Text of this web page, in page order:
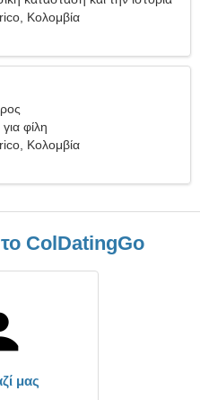
Κολομβία
φίλη
Κολομβία
ColDatingGo
μας